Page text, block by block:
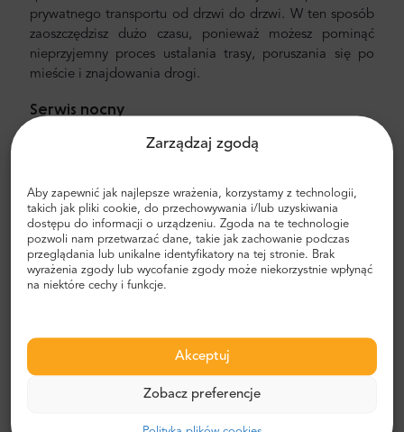
Zarządzaj zgodą
Aby zapewnić jak najlepsze wrażenia, korzystamy z technologii,
takich jak pliki cookie, do przechowywania i/lub uzyskiwania
dostępu do informacji o urządzeniu. Zgoda na te technologie
pozwoli nam przetwarzać dane, takie jak zachowanie podczas
przeglądania lub unikalne identyfikatory na tej stronie. Brak
wyrażenia zgody lub wycofanie zgody może niekorzystnie wpłynąć
na niektóre cechy i funkcje.
Akceptuj
Zobacz preferencje
prywatnego transportu od drzwi do drzwi. W ten sposób
zaoszczędzisz dużo czasu, ponieważ możesz pominąć
nieprzyjemny proces ustalania trasy, poruszania się po
mieście i znajdowania drogi.
Serwis nocny
W przypadku rezerwacji transferu w godzinach nocnych,
podczas procesu rezerwacji.
Transfer z lotniska i miasta
Szukasz niezawodnego i niedrogiego transferu
lotniskowego? Zarezerwuj jeden z Mr.Shuttle, wybranym
komfortowych, klimatyzowanych samochodach,
doświadczonych kierowców-weteranów, biegle